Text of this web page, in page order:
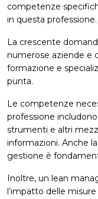
competenze
in questa professione.
La crescente
numerose aziende e
formazione e
punta.
Le competenze
professione
strumenti e altri
informazioni. Anche
gestione è
Inoltre, un lean
l’impatto delle